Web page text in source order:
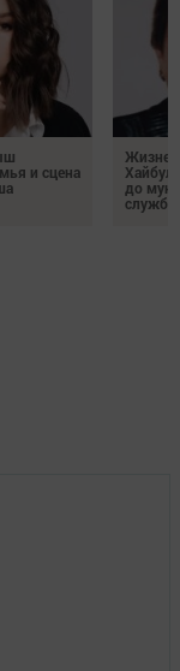
и сцена
до
службы